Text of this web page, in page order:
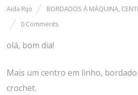
Aida Rijo BORDADOS À MÁQUINA,
0 Comments
olá, bom dia!
Mais um centro em linho,
crochet.